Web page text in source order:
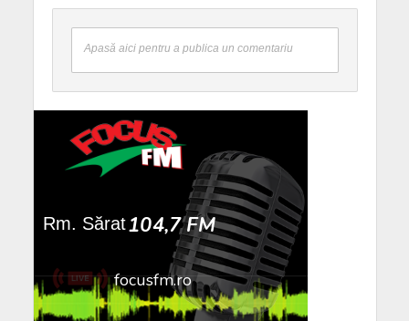
Apasă aici pentru a publica un comentariu